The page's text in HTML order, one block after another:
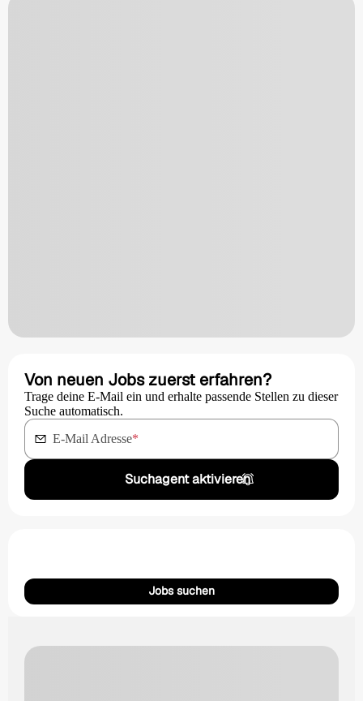
Von neuen Jobs zuerst erfahren?
Trage deine E-Mail ein und erhalte passende Stellen zu dieser
Suche automatisch.
E-Mail Adresse*
Suchagent aktivieren
Jobs suchen